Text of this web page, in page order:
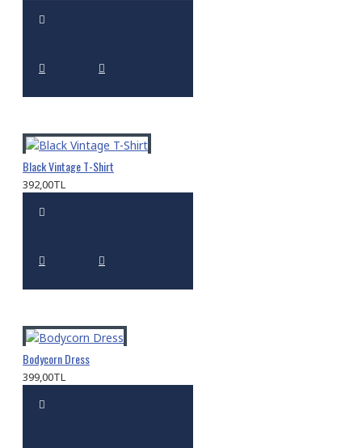
Black Vintage T-Shirt
392,00TL
Bodycorn Dress
399,00TL